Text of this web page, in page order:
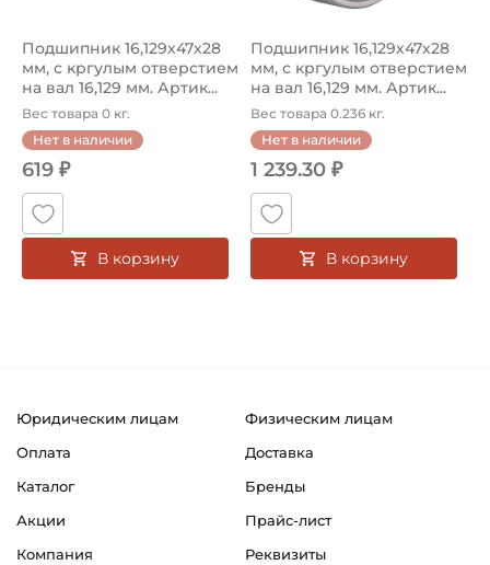
Подшипник 16,129х47х28
мм, с кргулым отверстием
на вал 16,129 мм. Артик...
Вес товара 0 кг.
Нет в наличии
619 ₽
В корзину
Подшипник 16,129х47х28
мм, с кргулым отверстием
на вал 16,129 мм. Артик...
Вес товара 0.236 кг.
Нет в наличии
1 239.30 ₽
В корзину
Юридическим лицам
Физическим лицам
Оплата
Доставка
Каталог
Бренды
Акции
Прайс-лист
Компания
Реквизиты